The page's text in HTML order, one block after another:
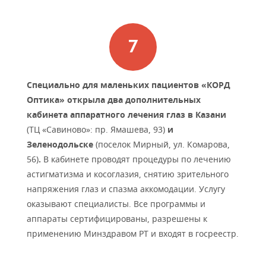
Специально для маленьких пациентов «КОРД
Оптика» открыла два дополнительных
кабинета аппаратного лечения глаз в Казани
(ТЦ «Савиново»: пр. Ямашева, 93) и
Зеленодольске (поселок Мирный, ул. Комарова,
56). В кабинете проводят процедуры по лечению
астигматизма и косоглазия, снятию зрительного
напряжения глаз и спазма аккомодации. Услугу
оказывают специалисты. Все программы и
аппараты сертифицированы, разрешены к
применению Минздравом РТ и входят в госреестр.